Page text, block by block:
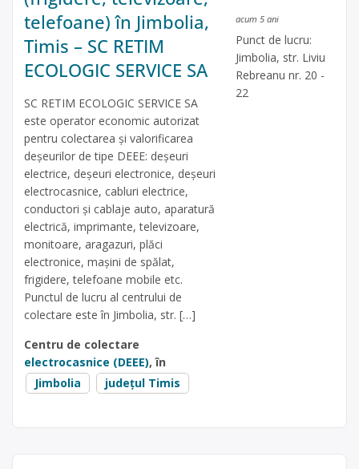
telefoane) în Jimbolia,
Timis – SC RETIM
ECOLOGIC SERVICE SA
SC RETIM ECOLOGIC SERVICE SA
este operator economic autorizat
pentru colectarea și valorificarea
deșeurilor de tipe DEEE: deșeuri
electrice, deșeuri electronice, deșeuri
electrocasnice, cabluri electrice,
conductori și cablaje auto, aparatură
electrică, imprimante, televizoare,
monitoare, aragazuri, plăci
electronice, mașini de spălat,
frigidere, telefoane mobile etc.
Punctul de lucru al centrului de
colectare este în Jimbolia, str. […]
Centru de colectare
electrocasnice (DEEE), în
Jimbolia
județul Timis
acum 5 ani
Punct de lucru:
Jimbolia, str. Liviu
Rebreanu nr. 20 -
22